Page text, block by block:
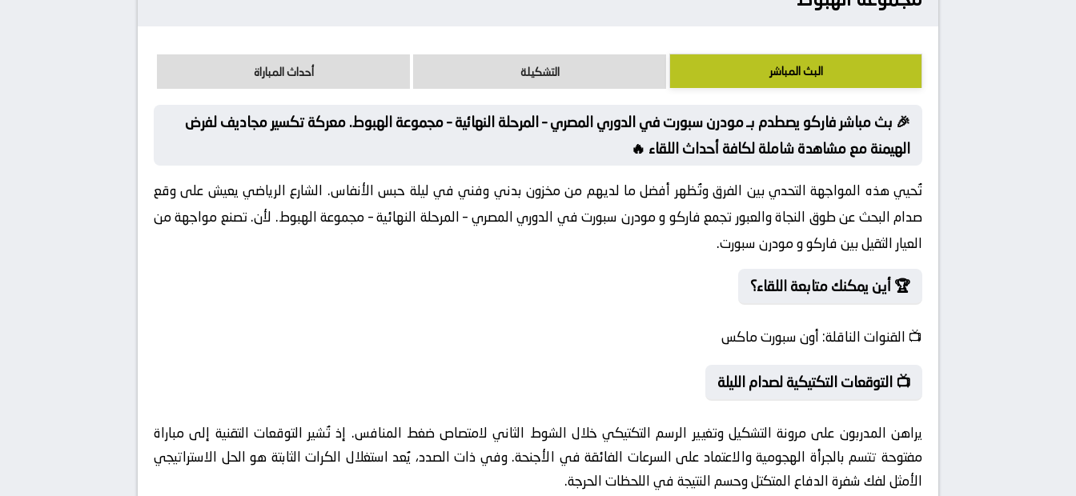
البث المباشر التشكيلة أحداث المباراة
🎉 بث مباشر فاركو يصطدم بـ مودرن سبورت في الدوري المصري – المرحلة النهائية – مجموعة الهبوط. معركة تكسير مجاديف لفرض
الهيمنة مع مشاهدة شاملة لكافة أحداث اللقاء 🔥
تُحيي هذه المواجهة التحدي بين الفرق وتُظهر أفضل ما لديهم من مخزون بدني وفني في ليلة حبس الأنفاس. الشارع الرياضي يعيش على وقع
صدام البحث عن طوق النجاة والعبور تجمع فاركو و مودرن سبورت في الدوري المصري – المرحلة النهائية – مجموعة الهبوط. لأن. تصنع مواجهة من
العيار الثقيل بين فاركو و مودرن سبورت.
🏆 أين يمكنك متابعة اللقاء؟
📺 القنوات الناقلة: أون سبورت ماكس
📺 التوقعات التكتيكية لصدام الليلة
يراهن المدربون على مرونة التشكيل وتغيير الرسم التكتيكي خلال الشوط الثاني لامتصاص ضغط المنافس. إذ تُشير التوقعات التقنية إلى مباراة
مفتوحة تتسم بالجرأة الهجومية والاعتماد على السرعات الفائقة في الأجنحة. وفي ذات الصدد، يُعد استغلال الكرات الثابتة هو الحل الاستراتيجي
الأمثل لفك شفرة الدفاع المتكتل وحسم النتيجة في اللحظات الحرجة.